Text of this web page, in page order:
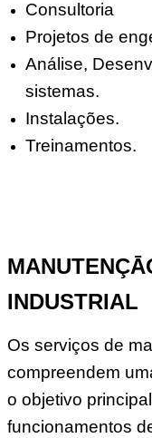
Consultoria
Projetos de
Análise,
sistemas.
Instalações.
Treinamentos.
INDUSTRIAL
Os serviços de
compreendem
o objetivo
funcionamentos